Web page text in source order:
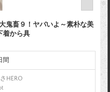
大鬼畜９！ヤバいよ～素朴な美
着から具
間
HERO